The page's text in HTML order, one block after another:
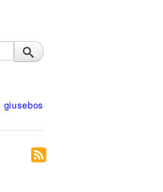
giusebos